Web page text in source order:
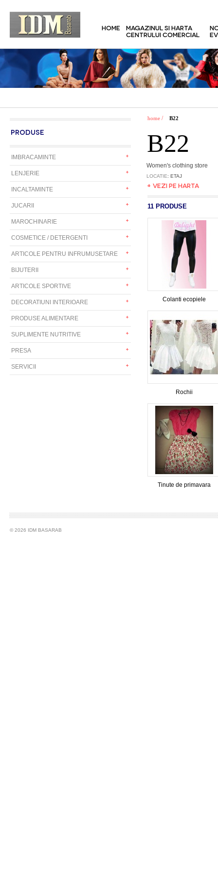
HOME
MAGAZINUL SI HARTA
CENTRULUI COMERCIAL
PRODUSE
IMBRACAMINTE
LENJERIE
INCALTAMINTE
JUCARII
MAROCHINARIE
COSMETICE / DETERGENTI
ARTICOLE PENTRU INFRUMUSETARE
BIJUTERII
ARTICOLE SPORTIVE
DECORATIUNI INTERIOARE
PRODUSE ALIMENTARE
SUPLIMENTE NUTRITIVE
PRESA
SERVICII
home / B22
B22
Women's clothing store
LOCATIE: ETAJ
+ VEZI PE HARTA
11 PRODUSE
Colanti ecopiele
Rochii
Tinute de primavara
© 2026 IDM BASARAB